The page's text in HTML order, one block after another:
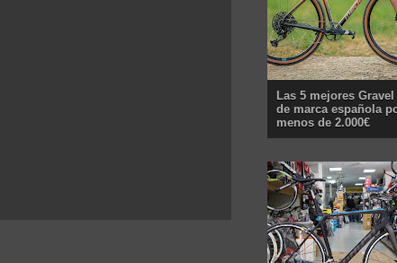
Las 5 mejores Gravel
de marca española
menos de 2.000€